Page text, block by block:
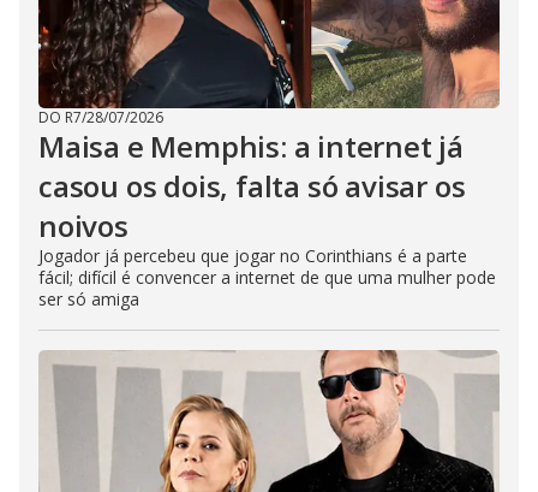
DO R7/28/07/2026
Maisa e Memphis: a internet já
casou os dois, falta só avisar os
noivos
Jogador já percebeu que jogar no Corinthians é a parte
fácil; difícil é convencer a internet de que uma mulher pode
ser só amiga